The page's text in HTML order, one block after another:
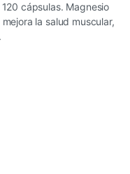
cápsulas. Magnesio
la salud muscular,